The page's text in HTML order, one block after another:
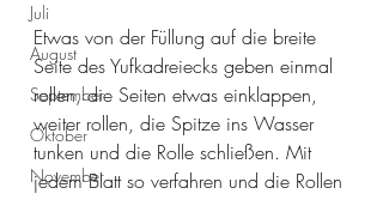
Juli
August
September
Oktober
November
Etwas von der Füllung auf die breite
Seite des Yufkadreiecks geben einmal
rollen, die Seiten etwas einklappen,
weiter rollen, die Spitze ins Wasser
tunken und die Rolle schließen. Mit
jedem Blatt so verfahren und die Rollen